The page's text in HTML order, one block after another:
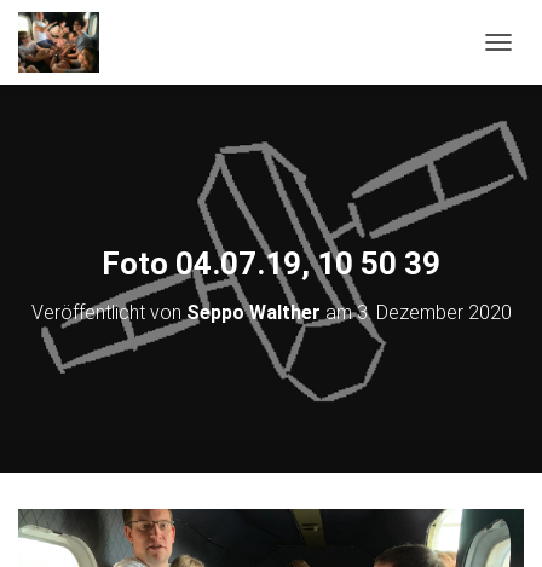
Foto 04.07.19, 10 50 39
Veröffentlicht von Seppo Walther am3. Dezember 2020